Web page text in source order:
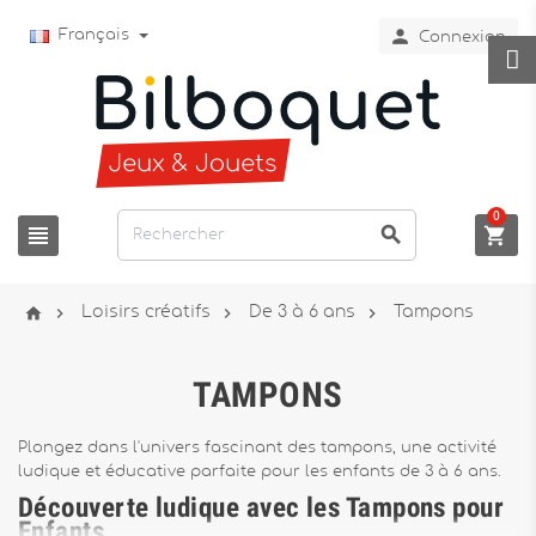
Français  Connexion
  
0
  Loisirs créatifs  De 3 à 6 ans  Tampons
TAMPONS
Plongez dans l'univers fascinant des tampons, une activité
ludique et éducative parfaite pour les enfants de 3 à 6 ans.
Découverte ludique avec les Tampons pour